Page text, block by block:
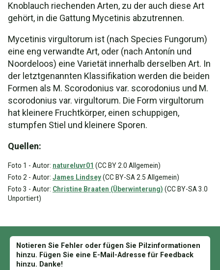
Knoblauch riechenden Arten, zu der auch diese Art
gehört, in die Gattung Mycetinis abzutrennen.
Mycetinis virgultorum ist (nach Species Fungorum)
eine eng verwandte Art, oder (nach Antonín und
Noordeloos) eine Varietät innerhalb derselben Art. In
der letztgenannten Klassifikation werden die beiden
Formen als M. Scorodonius var. scorodonius und M.
scorodonius var. virgultorum. Die Form virgultorum
hat kleinere Fruchtkörper, einen schuppigen,
stumpfen Stiel und kleinere Sporen.
Quellen:
Foto 1 - Autor: natureluvr01 (CC BY 2.0 Allgemein)
Foto 2 - Autor: James Lindsey(CC BY-SA 2.5 Allgemein)
Foto 3 - Autor: Christine Braaten (Überwinterung) (CC BY-SA 3.0
Unportiert)